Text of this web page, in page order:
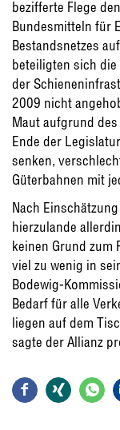
bezifferte Flege
Bundesmitteln für
Bestandsnetzes
beteiligten sich
der
2009 nicht
Maut aufgrund
Ende der
senken,
Güterbahnen mit
Nach
hierzulande
keinen Grund zum
viel zu wenig in
Bodewig-
Bedarf für alle
liegen auf dem
sagte der Allianz